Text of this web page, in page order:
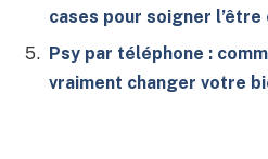
cases pour soigner l’être
Psy par téléphone :
vraiment changer votre